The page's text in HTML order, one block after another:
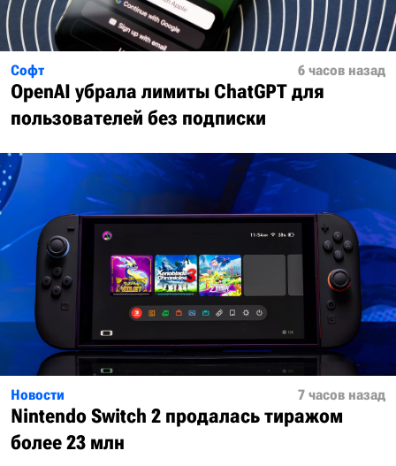
Софт 6 часов назад
OpenAI убрала лимиты ChatGPT для
пользователей без подписки
Новости 7 часов назад
Nintendo Switch 2 продалась тиражом
более 23 млн